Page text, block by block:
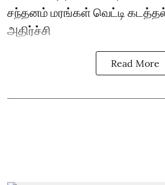
சந்தனம் மரங்கள் வெட்டி
அதிர்ச்சி
Read More